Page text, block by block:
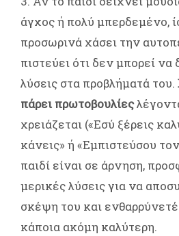
άγχος ή πολύ μπερδεμένο,
προσωρινά χάσει την
πιστεύει ότι δεν μπορεί να
λύσεις στα προβλήματά του.
πάρει πρωτοβουλίες
χρειάζεται («Εσύ ξέρεις
κάνεις» ή «Εμπιστεύσου
παιδί είναι σε άρνηση,
μερικές λύσεις για να
σκέψη του και
κάποια ακόμη καλύτερη.